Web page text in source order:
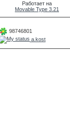
Работает на
Movable Type 3.21
98746801
a.kost